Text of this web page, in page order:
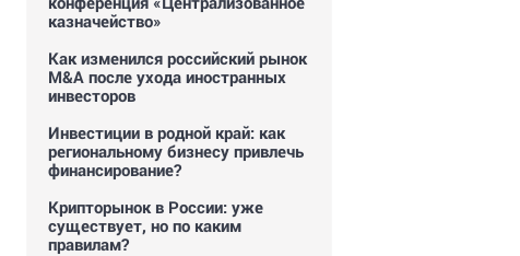
казначейство»
Как изменился российский рынок
M&A после ухода иностранных
инвесторов
Инвестиции в родной край: как
региональному бизнесу привлечь
финансирование?
Крипторынок в России: уже
существует, но по каким
правилам?